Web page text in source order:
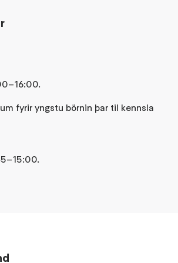
fyrir yngstu börnin þar til kennsla